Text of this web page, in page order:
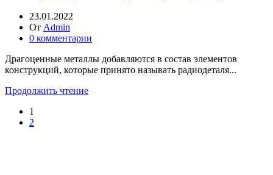
23.01.2022
От Admin
0 комментарии
Драгоценные металлы добавляются в состав элементов
конструкций, которые принято называть радиодеталя...
Продолжить чтение
1
2